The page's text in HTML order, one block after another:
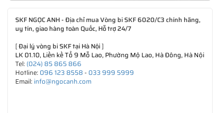
SKF NGỌC ANH - Địa chỉ mua Vòng bi SKF 6020/C3 chính hãng,
uy tín, giao hàng toàn Quốc, Hỗ trợ 24/7
[Đại lý vòng bi SKF tại Hà Nội]
LK 01.10, Liền kề Tổ 9 Mỗ Lao, Phường Mộ Lao, Hà Đông, Hà Nội
Tel: (024) 85 865 866
Hotline: 096 123 8558- 033 999 5999
Email: info@ngocanh.com